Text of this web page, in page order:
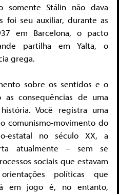
somente Stálin não dava
foi seu auxiliar, durante as
em Barcelona, o pacto
partilha em Yalta, o
grega.
sobre os sentidos e o
as consequências de uma
Você registra uma
comunismo-movimento do
estatal no século XX, a
atualmente – sem se
sociais que estavam
políticas que
em jogo é, no entanto,